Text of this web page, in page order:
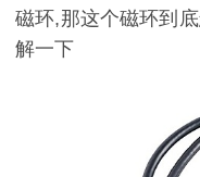
磁环,那这个磁环到
解一下